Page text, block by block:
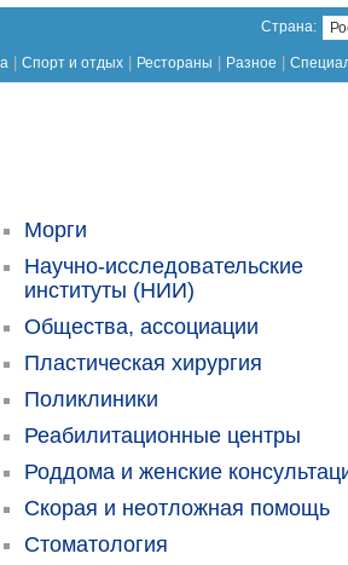
Страна:
Спорт и отдых Рестораны Разное
Морги
Научно-исследовательские
институты (НИИ)
Общества, ассоциации
Пластическая хирургия
Поликлиники
Реабилитационные центры
Роддома и женские
Скорая и неотложная помощь
Стоматология